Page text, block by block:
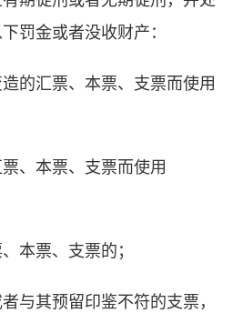
罚金或者没收财产：
的汇票、本票、支票而使用
、本票、支票而使用
、本票、支票的；
与其预留印鉴不符的支票，